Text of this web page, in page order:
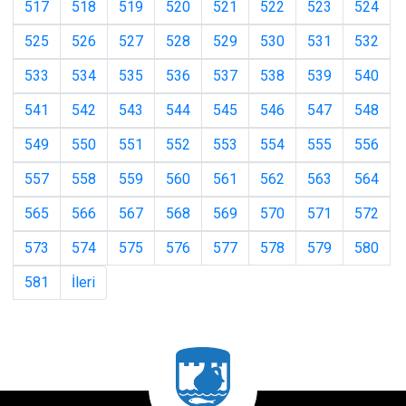
517 518 519 520 521 522 523
524
525
526 527 528 529 530 531
532
533
534 535 536 537 538 539
540
541
542 543 544 545 546 547
548
549
550 551 552 553 554 555
556
557
558 559 560 561 562 563
564
565
566 567 568 569 570 571
572
573
574 575 576 577 578 579
580
581
İleri